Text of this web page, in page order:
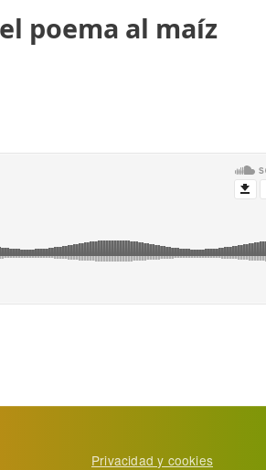
poema al maíz
Privacidad y cookies